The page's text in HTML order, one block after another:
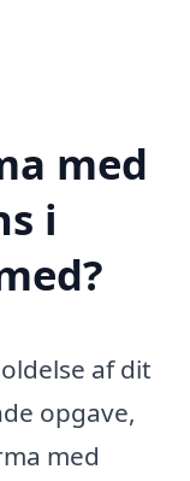
med
i
af dit
opgave,
med